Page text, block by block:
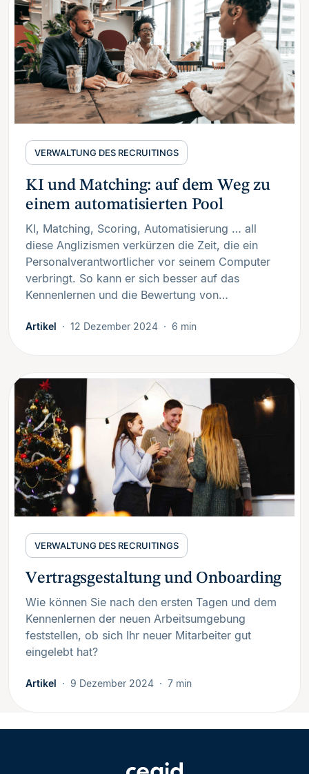
VERWALTUNG DES RECRUITINGS
KI und Matching: auf dem Weg zu
einem automatisierten Pool
KI, Matching, Scoring, Automatisierung … all
diese Anglizismen verkürzen die Zeit, die ein
Personalverantwortlicher vor seinem Computer
verbringt. So kann er sich besser auf das
Kennenlernen und die Bewertung von…
Artikel 12 Dezember 2024 6 min
VERWALTUNG DES RECRUITINGS
Vertragsgestaltung und Onboarding
Wie können Sie nach den ersten Tagen und dem
Kennenlernen der neuen Arbeitsumgebung
feststellen, ob sich Ihr neuer Mitarbeiter gut
eingelebt hat?
Artikel 9 Dezember 2024 7 min